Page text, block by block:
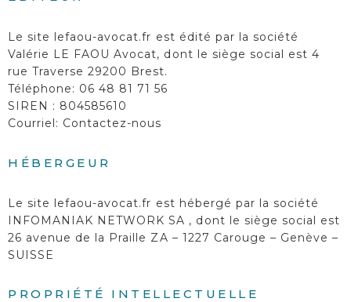
Le site lefaou-avocat.fr est édité par la société
Valérie LE FAOU Avocat, dont le siège social est 4
rue Traverse 29200 Brest.
Téléphone: 06 48 81 71 56
SIREN : 804585610
Courriel: Contactez-nous
HÉBERGEUR
Le site lefaou-avocat.fr est hébergé par la société
INFOMANIAK NETWORK SA , dont le siège social est
26 avenue de la Praille ZA – 1227 Carouge – Genève –
SUISSE
PROPRIÉTÉ INTELLECTUELLE